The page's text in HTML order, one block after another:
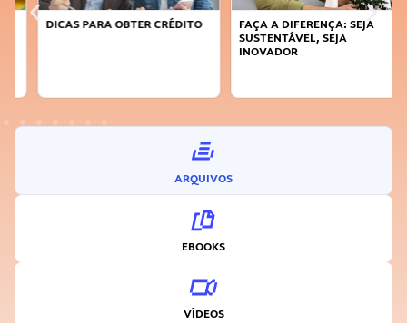
DICAS PARA OBTER CRÉDITO
FAÇA A DIFERENÇA: SEJA
SUSTENTÁVEL, SEJA
INOVADOR
ARQUIVOS
EBOOKS
VÍDEOS